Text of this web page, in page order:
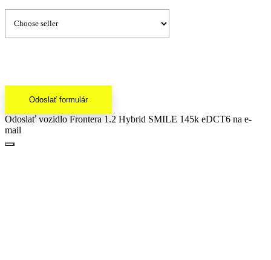
Odoslať formulár
Odoslať vozidlo Frontera 1.2 Hybrid SMILE 145k eDCT6 na e-
mail